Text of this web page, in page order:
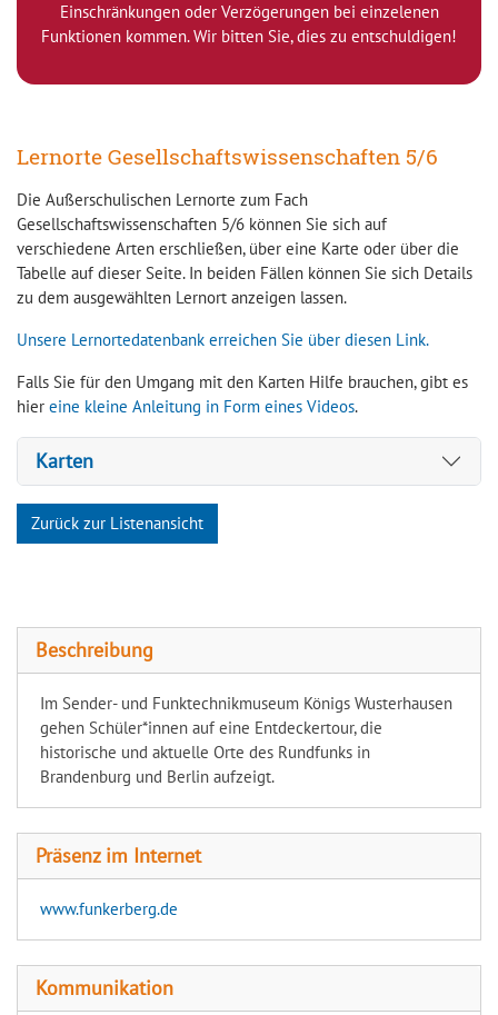
Einschränkungen oder Verzögerungen bei einzelenen
Funktionen kommen. Wir bitten Sie, dies zu entschuldigen!
Lernorte Gesellschaftswissenschaften 5/6
Die Außerschulischen Lernorte zum Fach
Gesellschaftswissenschaften 5/6 können Sie sich auf
verschiedene Arten erschließen, über eine Karte oder über die
Tabelle auf dieser Seite. In beiden Fällen können Sie sich Details
zu dem ausgewählten Lernort anzeigen lassen.
Unsere Lernortedatenbank erreichen Sie über diesen Link.
Falls Sie für den Umgang mit den Karten Hilfe brauchen, gibt es
hier eine kleine Anleitung in Form eines Videos.
Karten
Zurück zur Listenansicht
Beschreibung
Im Sender- und Funktechnikmuseum Königs Wusterhausen
gehen Schüler*innen auf eine Entdeckertour, die
historische und aktuelle Orte des Rundfunks in
Brandenburg und Berlin aufzeigt.
Präsenz im Internet
www.funkerberg.de
Kommunikation